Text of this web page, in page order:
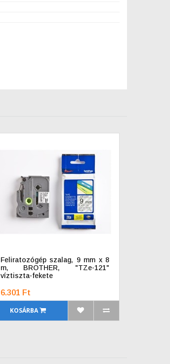
Feliratozógép szalag, 9 mm x 8
m, BROTHER, "TZe-121"
víztiszta-fekete
6.301 Ft
KOSÁRBA